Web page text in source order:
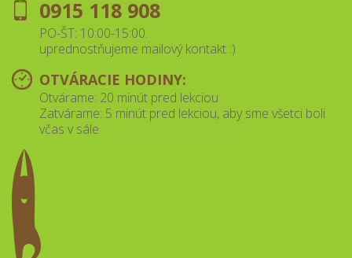
0915 118 908
PO-ŠT: 10:00-15:00.
uprednostňujeme mailový kontakt :)
OTVÁRACIE HODINY:
Otvárame: 20 minút pred lekciou
Zatvárame: 5 minút pred lekciou, aby sme všetci boli
včas v sále